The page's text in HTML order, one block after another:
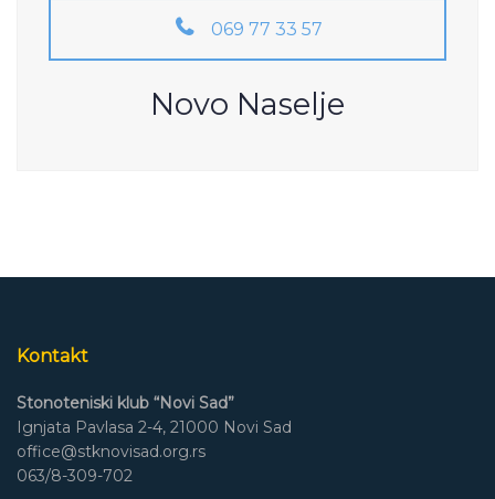
069 77 33 57
Novo Naselje
Kontakt
Stonoteniski klub “Novi Sad”
Ignjata Pavlasa 2-4, 21000 Novi Sad
office@stknovisad.org.rs
063/8-309-702